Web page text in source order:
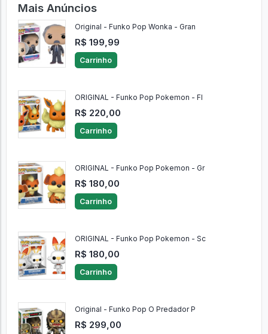
Mais Anúncios
Original - Funko Pop Wonka - Gran
R$ 199,99
Carrinho
ORIGINAL - Funko Pop Pokemon - Fl
R$ 220,00
Carrinho
ORIGINAL - Funko Pop Pokemon - Gr
R$ 180,00
Carrinho
ORIGINAL - Funko Pop Pokemon - Sc
R$ 180,00
Carrinho
Original - Funko Pop O Predador P
R$ 299,00